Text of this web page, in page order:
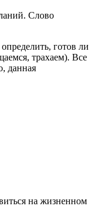
Слово
готов ли
трахаем). Все
данная
на жизненном